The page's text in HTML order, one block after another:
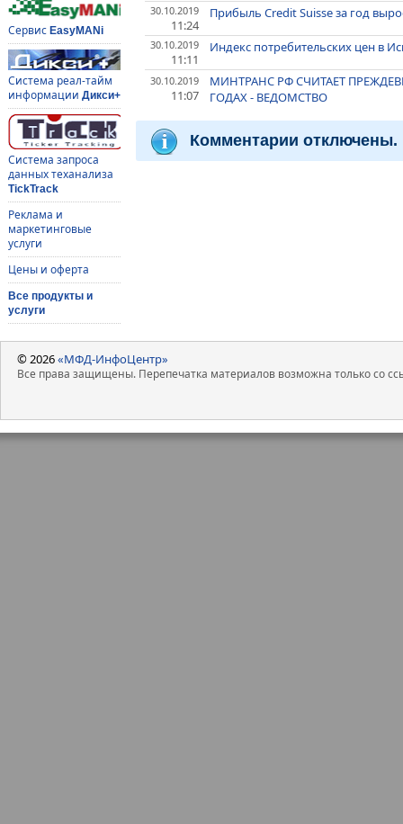
Сервис EasyMANi
Система реал-тайм
информации Дикси+
Система запроса
данных теханализа
TickTrack
Реклама и
маркетинговые
услуги
Цены и оферта
Все продукты и
услуги
30.10.2019
11:24
Прибыль Credit Suisse за год
30.10.2019
11:11
Индекс потребительских цен в
30.10.2019
11:07
МИНТРАНС РФ СЧИТАЕТ
ГОДАХ - ВЕДОМСТВО
Комментарии отключены.
© 2026«МФД-ИнфоЦентр»
Все права защищены. Перепечатка материалов возможна только со